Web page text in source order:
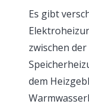
Es gibt
zwischen
dem